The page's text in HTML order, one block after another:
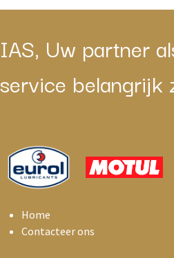
IAS, Uw partner
service belangrijk
Home
Contacteer ons